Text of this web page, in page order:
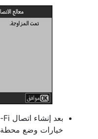
خيارات وضع محطة Wi-Fi.